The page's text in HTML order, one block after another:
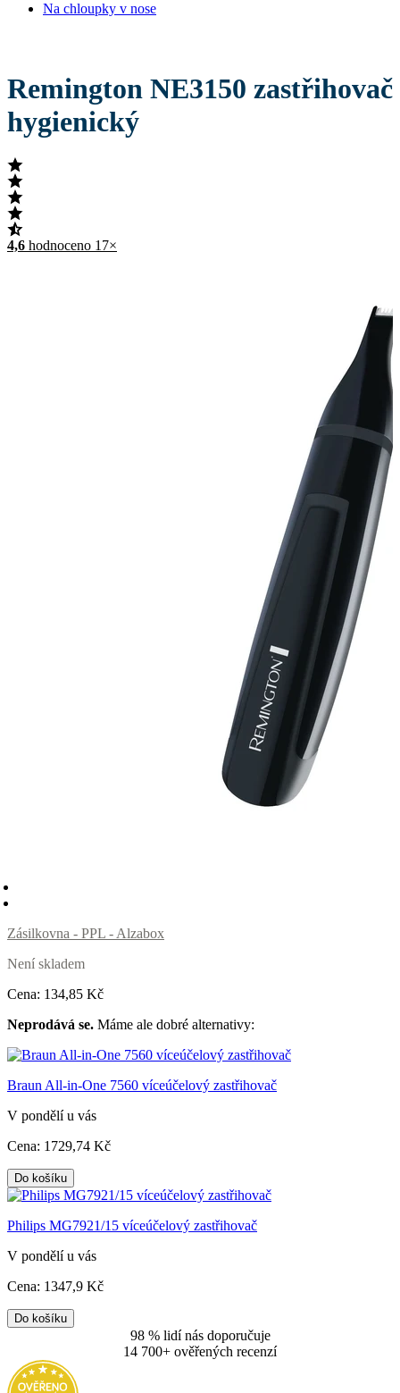
Na chloupky v nose
Remington NE3150 zastřihovač
hygienický
4,6 hodnoceno 17×
Zásilkovna - PPL - Alzabox
Není skladem
Cena: 134,85 Kč
Neprodává se. Máme ale dobré alternativy:
Braun All-in-One 7560 víceúčelový zastřihovač
V pondělí u vás
Cena: 1729,74 Kč
Do košíku
Philips MG7921/15 víceúčelový zastřihovač
V pondělí u vás
Cena: 1347,9 Kč
Do košíku
98 % lidí nás doporučuje
14 700+ ověřených recenzí